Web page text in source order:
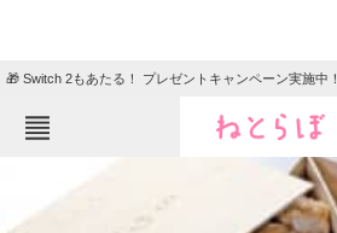
🎁 Switch 2もあたる！ プレゼントキャンペーン実施中！
ニュース